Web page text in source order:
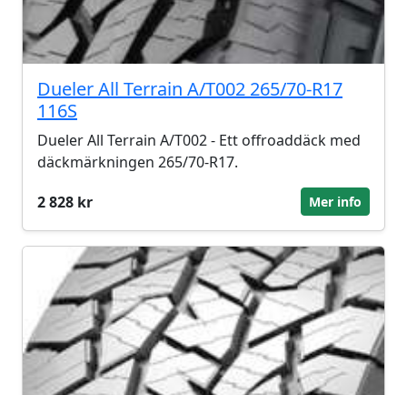
Dueler All Terrain A/T002 265/70-R17
116S
Dueler All Terrain A/T002 - Ett offroaddäck med
däckmärkningen 265/70-R17.
2 828 kr
Mer info